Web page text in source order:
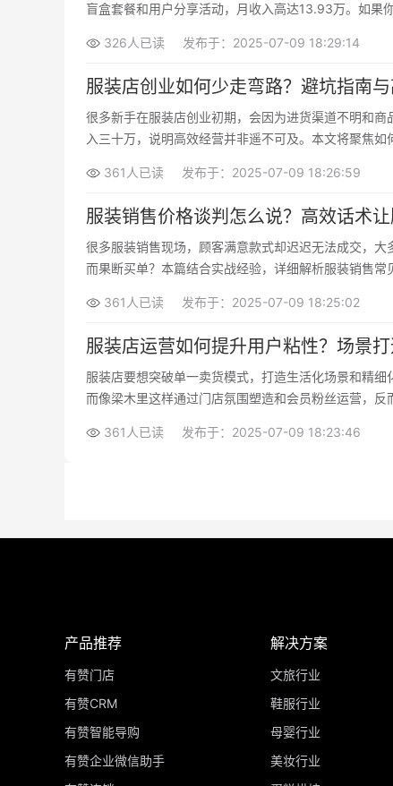
盲盒套餐和用户分享活动，月收入高达13.93万。如果
326人已读 发布于：2025-07-09 18:29:14
服装店创业如何少走弯路？避坑指南
很多新手在服装店创业初期，会因为进货渠道不明和
入三十万，说明高效经营并非遥不可及。本文将聚焦
361人已读 发布于：2025-07-09 18:26:59
服装销售价格谈判怎么说？高效话术
很多服装销售现场，顾客满意款式却迟迟无法成交，
而果断买单？本篇结合实战经验，详细解析服装销售
361人已读 发布于：2025-07-09 18:25:02
服装店运营如何提升用户粘性？场景
服装店要想突破单一卖货模式，打造生活化场景和精
而像梁木里这样通过门店氛围塑造和会员粉丝运营，
361人已读
发布于：2025-07-09 18:23:46
产品推荐
有赞门店
有赞CRM
有赞智能导购
有赞企业微信助手
解决方案
文旅行业
鞋服行业
母婴行业
美妆行业